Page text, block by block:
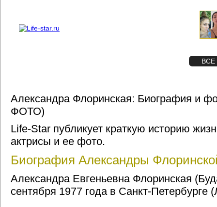
ВСЕ
Александра Флоринская: Биография и
ФОТО)
Life-Star публикует краткую историю
актрисы и ее фото.
Биография Александры
Александра Евгеньевна Флоринская
сентября 1977 года в Санкт-Петербурге